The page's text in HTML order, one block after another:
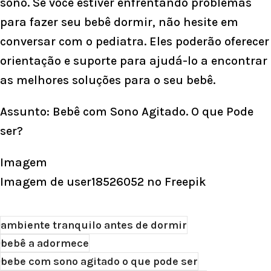
para fazer seu bebê dormir, não hesite em
conversar com o pediatra. Eles poderão oferecer
orientação e suporte para ajudá-lo a encontrar
as melhores soluções para o seu bebê.
Assunto: Bebê com Sono Agitado. O que Pode
ser?
Imagem
Imagem de user18526052 no Freepik
ambiente tranquilo antes de dormir
bebê a adormece
bebe com sono agitado o que pode ser